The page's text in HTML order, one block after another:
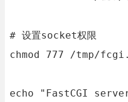
# 设置socket权限
chmod 777 /tmp/
echo "FastCGI